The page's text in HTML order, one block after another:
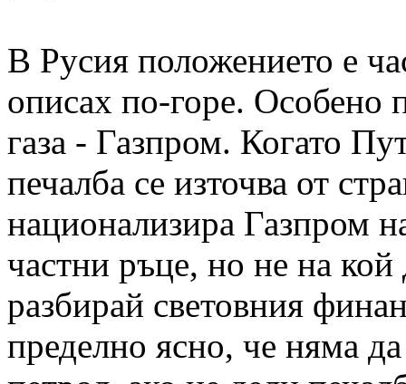
В Русия положението е
описах по-горе. Особено
газа - Газпром. Когато
печалба се източва от
национализира Газпром
частни ръце, но не на
разбирай световния
пределно ясно, че няма